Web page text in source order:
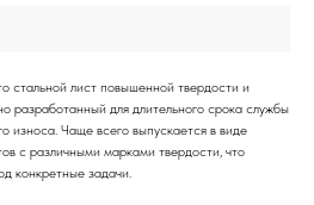
стальной лист повышенной твердости и
разработанный для длительного срока службы
износа. Чаще всего выпускается в виде
с различными марками твердости, что
конкретные задачи.